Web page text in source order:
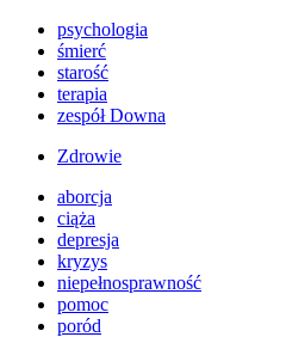
psychologia
śmierć
starość
terapia
zespół Downa
Zdrowie
aborcja
ciąża
depresja
kryzys
niepełnosprawność
pomoc
poród